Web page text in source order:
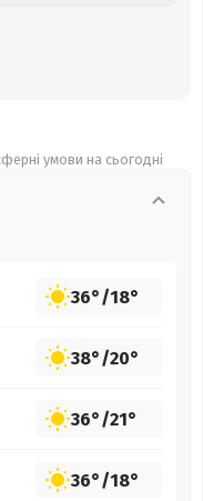
умови на сьогодні
36°/18°
38°/20°
36°/21°
36°/18°